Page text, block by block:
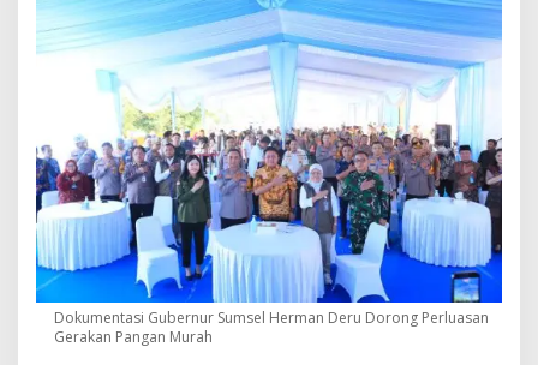
e
r
a
n
P
a
n
g
a
n
M
u
r
Dokumentasi Gubernur Sumsel Herman Deru Dorong Perluasan
Gerakan Pangan Murah